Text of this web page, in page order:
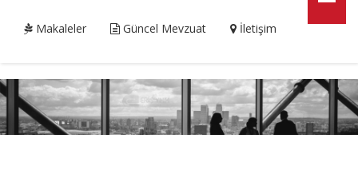
Makaleler Güncel Mevzuat İletişim